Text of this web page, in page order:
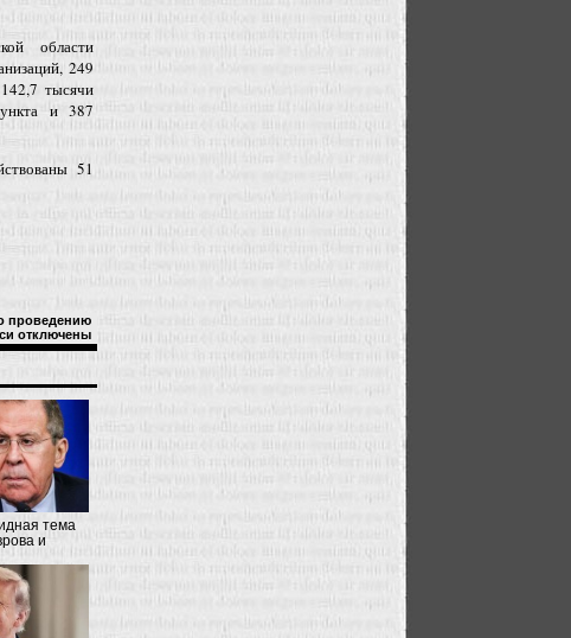
области
249
тысячи
и 387
51
проведению
отключены
тема
и